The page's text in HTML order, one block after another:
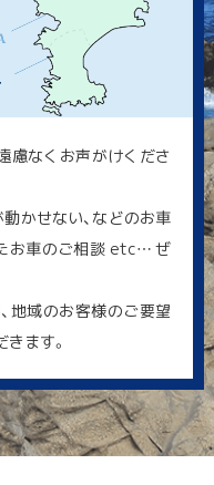
慮なくお声がけくださ
かせない、などのお車
お車のご相談 etc… ぜ
地域のお客様のご要望
ます。